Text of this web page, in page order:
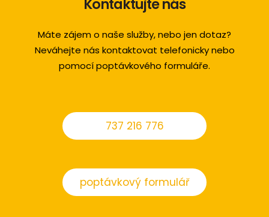
Kontaktujte nás
Máte zájem o naše služby, nebo jen dotaz?
Neváhejte nás kontaktovat telefonicky nebo
pomocí poptávkového formuláře.
737 216 776
poptávkový formulář